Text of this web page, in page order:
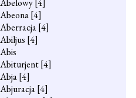
Abelowy[4]
Abeona[4]
Aberracja[4]
Abiljus [4]
Abis
Abiturjent[4]
Abja[4]
Abjuracja[4]